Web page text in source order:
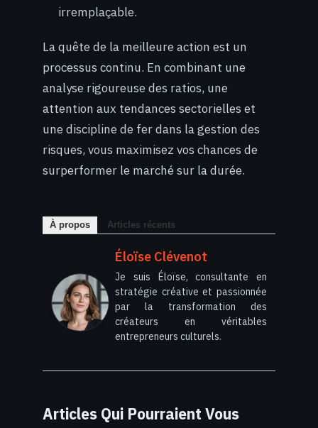
irremplaçable.
La quête de la meilleure action est un
processus continu. En combinant une
analyse rigoureuse des ratios, une
attention aux tendances sectorielles et
une discipline de fer dans la gestion des
risques, vous maximisez vos chances de
surperformer le marché sur la durée.
À propos Articles récents
Éloïse Clévenot
Je suis Éloïse, consultante en
stratégie créative et passionnée
par la transformation des
créateurs en véritables
entrepreneurs culturels.
Articles Qui Pourraient Vous